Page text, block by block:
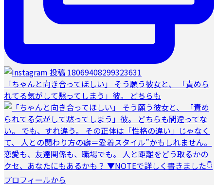
「ちゃんと向き合ってほしい」 そう願う彼女と、 「責めら
れてる気がして黙ってしまう」彼。 どちらも